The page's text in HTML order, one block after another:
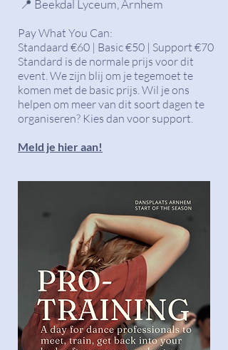
📍 Beekdal Lyceum, Arnhem
Pay What You Can:
Standaard €60 | Basic €50 | Support €70
Standard is de normale prijs voor dit
event. We zijn blij om je tegemoet te
komen met de basic prijs. Wil je ons
helpen om meer van dit soort dagen te
organiseren? Kies dan voor support.
Meld je hier aan!